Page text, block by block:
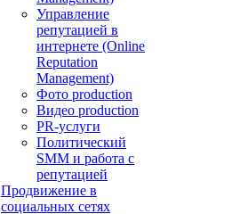
Управление
репутацией в
интернете (Online
Reputation
Management)
Фото production
Видео production
PR-услуги
Политический
SMM и работа с
репутацией
Продвижение в
социальных сетях